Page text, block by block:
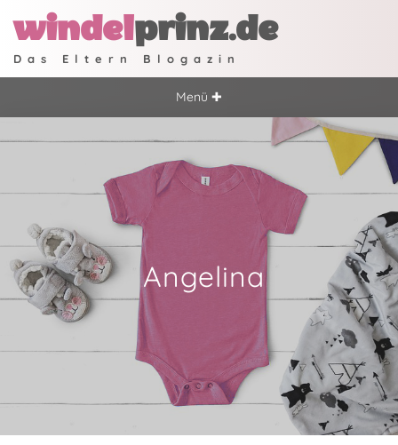
windelprinz.de
Das Eltern Blogazin
Menü ✚
Angelina